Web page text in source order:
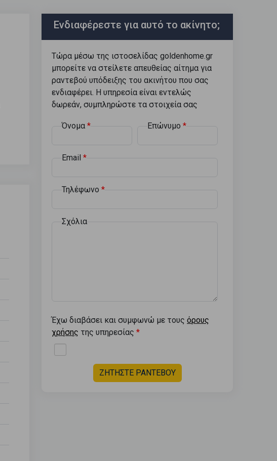
Ενδιαφέρεστε για αυτό το ακίνητο;
Τώρα μέσω της ιστοσελίδας goldenhome.gr
μπορείτε να στείλετε απευθείας αίτημα για
ραντεβού υπόδειξης του ακινήτου που σας
ενδιαφέρει. Η υπηρεσία είναι εντελώς
δωρεάν, συμπληρώστε τα στοιχεία σας
Όνομα Επώνυμο
Email
Τηλέφωνο
Σχόλια
Έχω διαβάσει και συμφωνώ με τους όρους
χρήσης της υπηρεσίας
ΖΗΤΗΣΤΕ ΡΑΝΤΕΒΟΥ